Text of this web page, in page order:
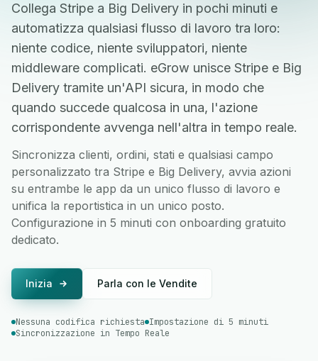
Collega Stripe a Big Delivery in pochi minuti e
automatizza qualsiasi flusso di lavoro tra loro:
niente codice, niente sviluppatori, niente
middleware complicati. eGrow unisce Stripe e Big
Delivery tramite un'API sicura, in modo che
quando succede qualcosa in una, l'azione
corrispondente avvenga nell'altra in tempo reale.
Sincronizza clienti, ordini, stati e qualsiasi campo
personalizzato tra Stripe e Big Delivery, avvia azioni
su entrambe le app da un unico flusso di lavoro e
unifica la reportistica in un unico posto.
Configurazione in 5 minuti con onboarding gratuito
dedicato.
Inizia Parla con le Vendite
Nessuna codifica richiesta Impostazione di 5 minuti
Sincronizzazione in Tempo Reale